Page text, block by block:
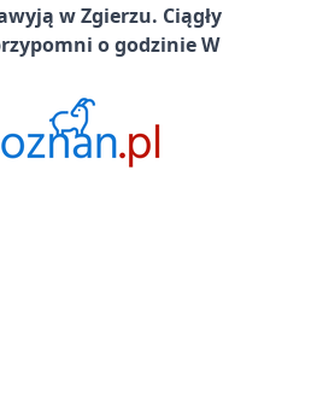
w Zgierzu. Ciągły
o godzinie W